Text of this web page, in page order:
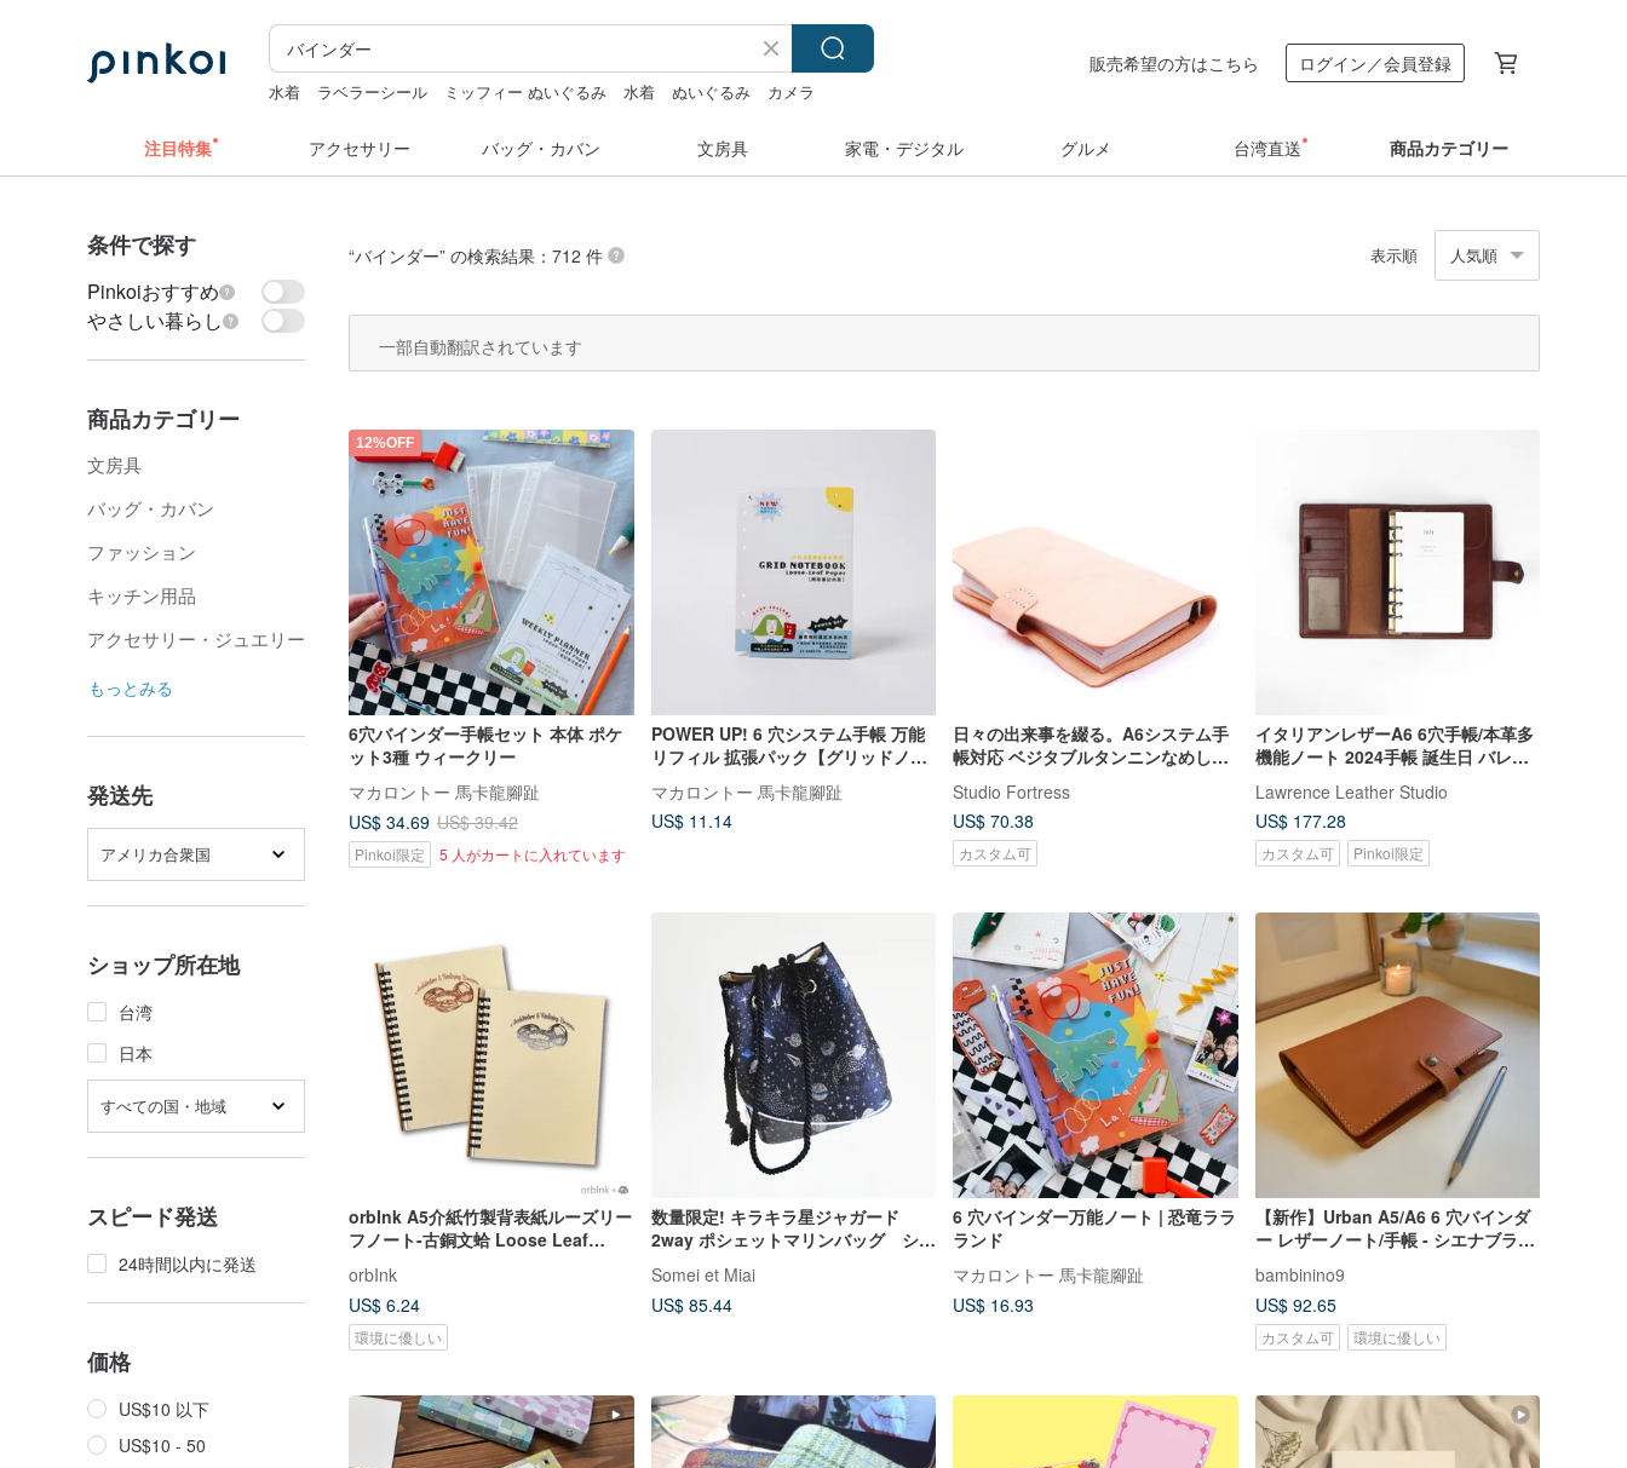
水着 ラベラーシール ミッフィー ぬいぐるみ 水着 ぬいぐるみ
カメラ
販売希望の方はこちら ログイン／会員登録
注目特集 アクセサリー バッグ・カバン 文房具 家電・デジタル グルメ 台湾直送 商品カテゴリー
条件で探す
Pinkoiおすすめ
やさしい暮らし
商品カテゴリー
文房具
バッグ・カバン
ファッション
キッチン用品
アクセサリー・ジュエリー
もっとみる
発送先
アメリカ合衆国
ショップ所在地
台湾
日本
すべての国・地域
スピード発送
24時間以内に発送
価格
US$10 以下
US$10 - 50
“バインダー” の検索結果：712 件 表示順 人気順
一部自動翻訳されています
12%OFF
6穴バインダー手帳セット 本体 ポケ
ット3種 ウィークリー
マカロントー 馬卡龍腳趾
US$ 34.69 US$ 39.42
Pinkoi限定 5 人がカートに入れています
POWER UP! 6 穴システム手帳 万能
リフィル 拡張パック【グリッドノー
マカロントー 馬卡龍腳趾
US$ 11.14
日々の出来事を綴る。A6システム手
帳対応 ベジタブルタンニンなめし本
Studio Fortress
US$ 70.38
カスタム可
イタリアンレザーA6 6穴手帳/本革多
機能ノート 2024手帳 誕生日 バレン
Lawrence Leather Studio
US$ 177.28
カスタム可 Pinkoi限定
orbInk A5介紙竹製背表紙ルーズリー
フノート-古銅文蛤 Loose Leaf
orbInk
US$ 6.24
環境に優しい
数量限定! キラキラ星ジャガード
2way ポシェットマリンバッグ シル
夕
Somei et Miai
US$ 85.44
6 穴バインダー万能ノート | 恐竜ララ
ランド
マカロントー 馬卡龍腳趾
US$ 16.93
【新作】Urban A5/A6 6 穴バインダ
ー レザーノート/手帳 - シエナブラウ
bambinino9
US$ 92.65
カスタム可 環境に優しい